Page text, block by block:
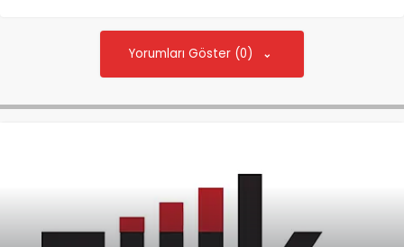
Yorumları Göster (0)